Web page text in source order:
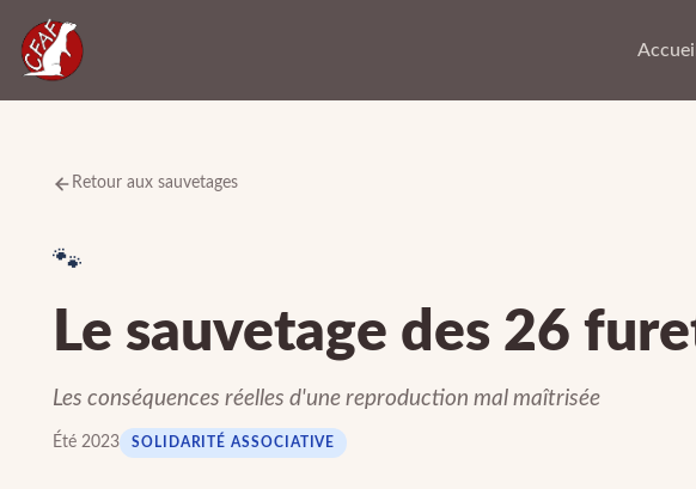
Accueil
Retour aux sauvetages
🐾
Le sauvetage des 26
Les conséquences réelles d'une reproduction mal maîtrisée
Été 2023 SOLIDARITÉ ASSOCIATIVE